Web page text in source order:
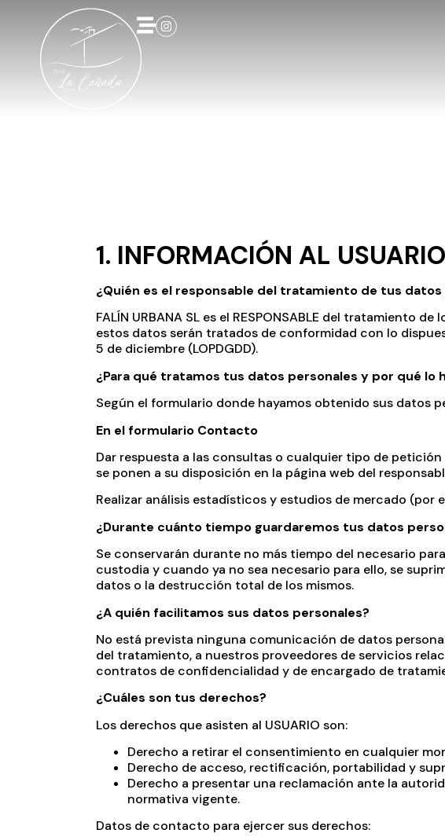
1. INFORMACIÓN AL USUARIO
¿Quién es el responsable del tratamiento de tus datos
FALÍN URBANA SL es el RESPONSABLE del tratamiento
estos datos serán tratados de conformidad con lo
5 de diciembre (LOPDGDD).
¿Para qué tratamos tus datos personales y por qué lo
Según el formulario donde hayamos obtenido sus datos
En el formulario Contacto
Dar respuesta a las consultas o cualquier tipo de
se ponen a su disposición en la página web del
Realizar análisis estadísticos y estudios de mercado (por
¿Durante cuánto tiempo guardaremos tus datos
Se conservarán durante no más tiempo del necesario
custodia y cuando ya no sea necesario para ello, se
datos o la destrucción total de los mismos.
¿A quién facilitamos sus datos personales?
No está prevista ninguna comunicación de datos
del tratamiento, a nuestros proveedores de servicios
contratos de confidencialidad y de encargado de
¿Cuáles son tus derechos?
Los derechos que asisten al USUARIO son:
Derecho a retirar el consentimiento en cualquier
Derecho de acceso, rectificación, portabilidad y
Derecho a presentar una reclamación ante la
normativa vigente.
Datos de contacto para ejercer sus derechos: